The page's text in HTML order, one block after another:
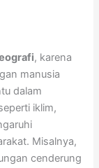
, karena
manusia
dalam
iklim,
Misalnya,
cenderung